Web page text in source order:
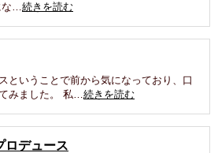
な…続きを読む
ということで前から気になっており、口
みました。 私…続きを読む
デュース